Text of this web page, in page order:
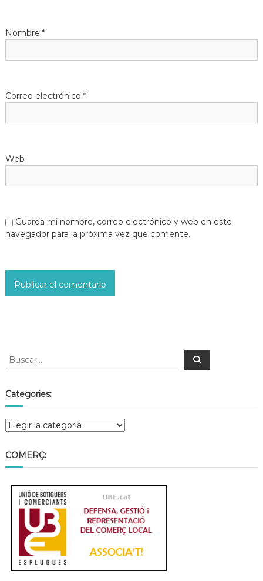
Nombre *
Correo electrónico *
Web
Guarda mi nombre, correo electrónico y web en este
navegador para la próxima vez que comente.
Categories:
COMERÇ: